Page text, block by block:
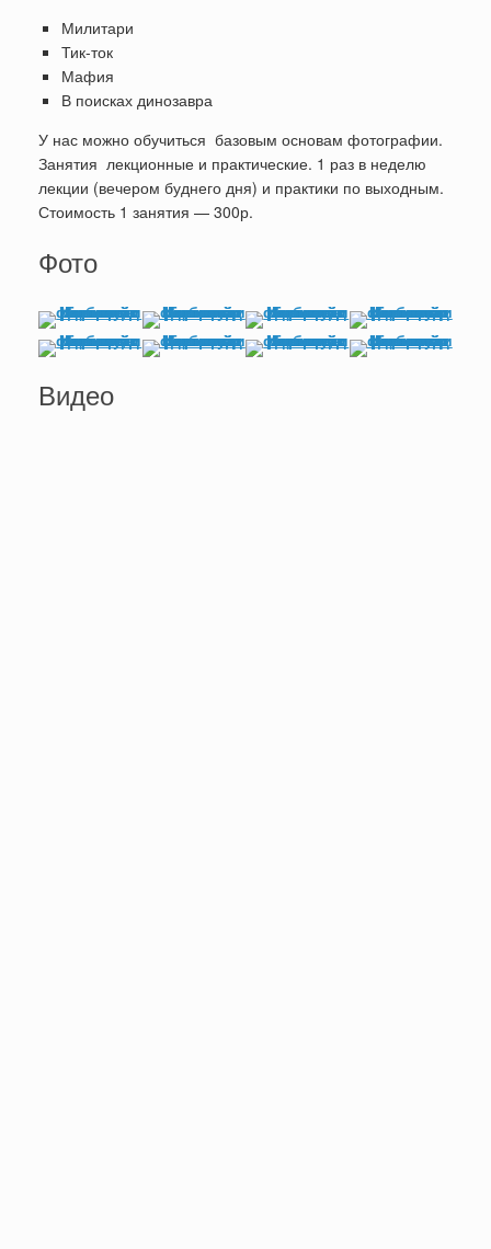
Милитари
Тик-ток
Мафия
В поисках динозавра
У нас можно обучиться базовым основам фотографии.
Занятия лекционные и практические. 1 раз в неделю
лекции (вечером буднего дня) и практики по выходным.
Стоимость 1 занятия — 300р.
Фото
Видео